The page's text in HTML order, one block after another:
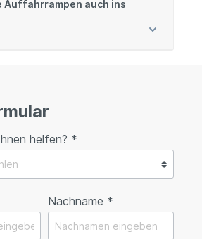
Auffahrrampen auch ins
helfen? *
Nachname *